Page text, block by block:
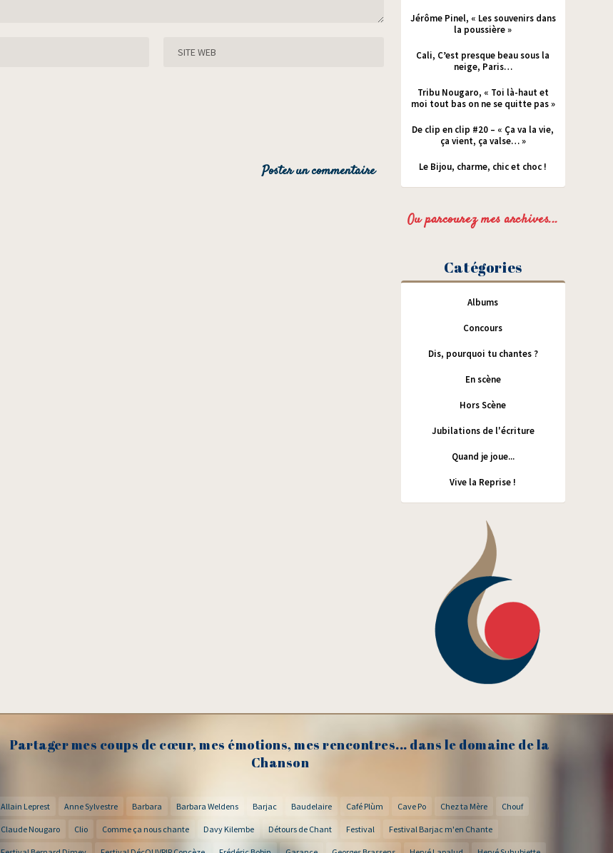
Jérôme Pinel, « Les souvenirs dans
la poussière »
Cali, C’est presque beau sous la
neige, Paris…
Tribu Nougaro, « Toi là-haut et
moi tout bas on ne se quitte pas »
De clip en clip #20 – « Ça va la vie,
ça vient, ça valse… »
Le Bijou, charme, chic et choc !
Ou parcourez mes archives...
Catégories
Albums
Concours
Dis, pourquoi tu chantes ?
En scène
Hors Scène
Jubilations de l'écriture
Quand je joue...
Vive la Reprise !
Partager mes coups de cœur, mes émotions, mes rencontres... dans le domaine de la
Chanson
Allain Leprest Anne Sylvestre Barbara Barbara Weldens Barjac Baudelaire Café Plùm Cave Po Chez ta Mère Chouf
Claude Nougaro Clio Comme ça nous chante Davy Kilembe Détours de Chant Festival Festival Barjac m'en Chante